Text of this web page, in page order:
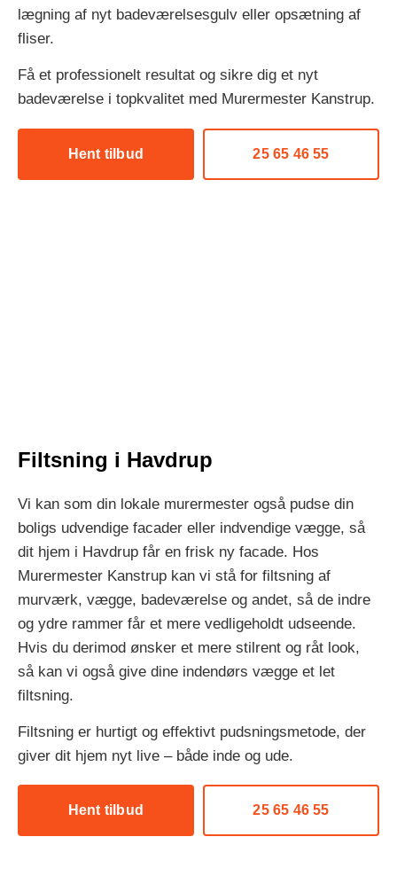
lægning af nyt badeværelsesgulv eller opsætning af
fliser.
Få et professionelt resultat og sikre dig et nyt
badeværelse i topkvalitet med Murermester Kanstrup.
Hent tilbud 25 65 46 55
Filtsning i Havdrup
Vi kan som din lokale murermester også pudse din
boligs udvendige facader eller indvendige vægge, så
dit hjem i Havdrup får en frisk ny facade. Hos
Murermester Kanstrup kan vi stå for filtsning af
murværk, vægge, badeværelse og andet, så de indre
og ydre rammer får et mere vedligeholdt udseende.
Hvis du derimod ønsker et mere stilrent og råt look,
så kan vi også give dine indendørs vægge et let
filtsning.
Filtsning er hurtigt og effektivt pudsningsmetode, der
giver dit hjem nyt live – både inde og ude.
Hent tilbud 25 65 46 55